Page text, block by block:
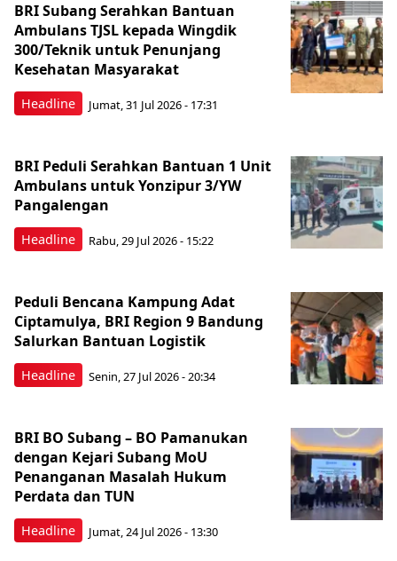
Headline
BRI Subang Serahkan Bantuan
Ambulans TJSL kepada Wingdik
300/Teknik untuk Penunjang
Kesehatan Masyarakat ​
Jumat, 31 Jul 2026 - 17:31
Headline
BRI Peduli Serahkan Bantuan 1 Unit
Ambulans untuk Yonzipur 3/YW
Pangalengan
Rabu, 29 Jul 2026 - 15:22
Headline
Peduli Bencana Kampung Adat
Ciptamulya, BRI Region 9 Bandung
Salurkan Bantuan Logistik
Senin, 27 Jul 2026 - 20:34
Headline
BRI BO Subang – BO Pamanukan
dengan Kejari Subang MoU
Penanganan Masalah Hukum
Perdata dan TUN
Jumat, 24 Jul 2026 - 13:30